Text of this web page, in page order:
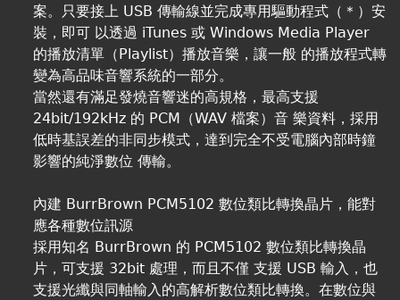
案。只要接上 USB 傳輸線並完成專用驅動程式（＊）安
裝，即可 以透過 iTunes 或 Windows Media Player
的播放清單（Playlist）播放音樂，讓一般 的播放程式轉
變為高品味音響系統的一部分。
當然還有滿足發燒音響迷的高規格，最高支援
24bit/192kHz 的 PCM（WAV 檔案）音 樂資料，採用
低時基誤差的非同步模式，達到完全不受電腦內部時鐘
影響的純淨數位 傳輸。
內建 BurrBrown PCM5102 數位類比轉換晶片，能對
應各種數位訊源
採用知名 BurrBrown 的 PCM5102 數位類比轉換晶
片，可支援 32bit 處理，而且不僅 支援 USB 輸入，也
支援光纖與同軸輸入的高解析數位類比轉換。在數位與